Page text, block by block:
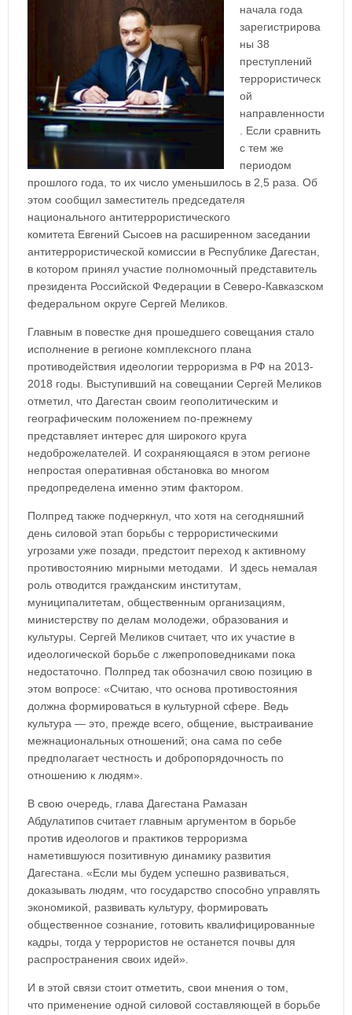
начала года
зарегистрирова
ны 38
преступлений
террористическ
ой
направленности
. Если сравнить
с тем же
периодом
прошлого года, то их число уменьшилось в 2,5 раза. Об
этом сообщил заместитель председателя
национального антитеррористического
комитета Евгений Сысоев на расширенном заседании
антитеррористической комиссии в Республике Дагестан,
в котором принял участие полномочный представитель
президента Российской Федерации в Северо-Кавказском
федеральном округе Сергей Меликов.
Главным в повестке дня прошедшего совещания стало
исполнение в регионе комплексного плана
противодействия идеологии терроризма в РФ на 2013-
2018 годы. Выступивший на совещании Сергей Меликов
отметил, что Дагестан своим геополитическим и
географическим положением по-прежнему
представляет интерес для широкого круга
недоброжелателей. И сохраняющаяся в этом регионе
непростая оперативная обстановка во многом
предопределена именно этим фактором.
Полпред также подчеркнул, что хотя на сегодняшний
день силовой этап борьбы с террористическими
угрозами уже позади, предстоит переход к активному
противостоянию мирными методами. И здесь немалая
роль отводится гражданским институтам,
муниципалитетам, общественным организациям,
министерству по делам молодежи, образования и
культуры. Сергей Меликов считает, что их участие в
идеологической борьбе с лжепроповедниками пока
недостаточно. Полпред так обозначил свою позицию в
этом вопросе: «Считаю, что основа противостояния
должна формироваться в культурной сфере. Ведь
культура — это, прежде всего, общение, выстраивание
межнациональных отношений; она сама по себе
предполагает честность и добропорядочность по
отношению к людям».
В свою очередь, глава Дагестана Рамазан
Абдулатипов считает главным аргументом в борьбе
против идеологов и практиков терроризма
наметившуюся позитивную динамику развития
Дагестана. «Если мы будем успешно развиваться,
доказывать людям, что государство способно управлять
экономикой, развивать культуру, формировать
общественное сознание, готовить квалифицированные
кадры, тогда у террористов не останется почвы для
распространения своих идей».
И в этой связи стоит отметить, свои мнения о том,
что применение одной силовой составляющей в борьбе